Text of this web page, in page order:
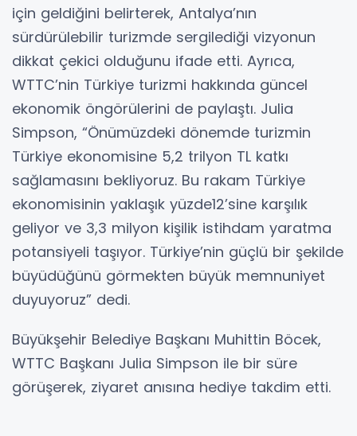
için geldiğini belirterek, Antalya’nın
sürdürülebilir turizmde sergilediği vizyonun
dikkat çekici olduğunu ifade etti. Ayrıca,
WTTC’nin Türkiye turizmi hakkında güncel
ekonomik öngörülerini de paylaştı. Julia
Simpson, “Önümüzdeki dönemde turizmin
Türkiye ekonomisine 5,2 trilyon TL katkı
sağlamasını bekliyoruz. Bu rakam Türkiye
ekonomisinin yaklaşık yüzde12’sine karşılık
geliyor ve 3,3 milyon kişilik istihdam yaratma
potansiyeli taşıyor. Türkiye’nin güçlü bir şekilde
büyüdüğünü görmekten büyük memnuniyet
duyuyoruz” dedi.
Büyükşehir Belediye Başkanı Muhittin Böcek,
WTTC Başkanı Julia Simpson ile bir süre
görüşerek, ziyaret anısına hediye takdim etti.